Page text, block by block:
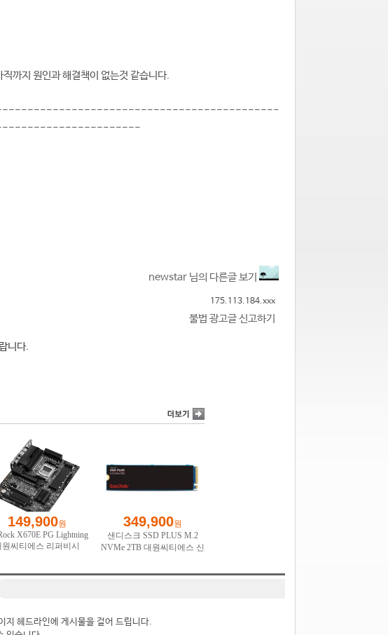
까지 원인과 해결책이 없는것 같습니다.
newstar 님의 다른글 보기
175.113.184.xxx
불법 광고글 신고하기
니다.
지 헤드라인에 게시물을 걸어 드립니다.